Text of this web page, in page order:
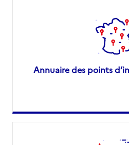
Annuaire des points